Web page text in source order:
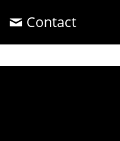
Contact